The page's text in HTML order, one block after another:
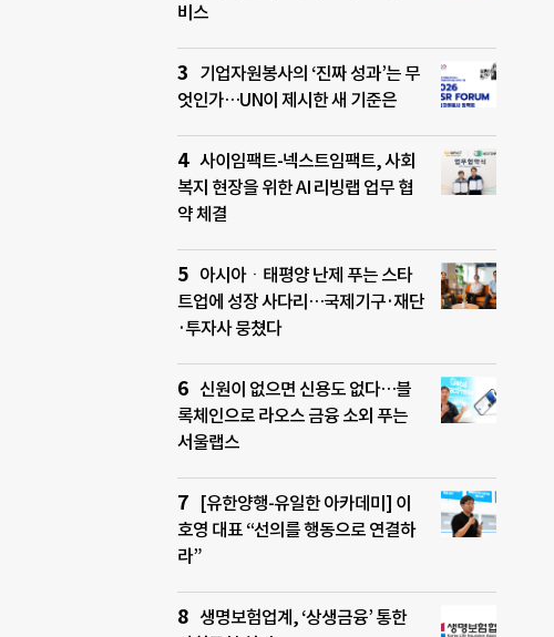
비스
기업자원봉사의 ‘진짜 성과’는 무
엇인가…UN이 제시한 새 기준은
사이임팩트-넥스트임팩트, 사회
복지 현장을 위한 AI 리빙랩 업무 협
약 체결
아시아ㆍ태평양 난제 푸는 스타
트업에 성장 사다리…국제기구·재단
·투자사 뭉쳤다
신원이 없으면 신용도 없다…블
록체인으로 라오스 금융 소외 푸는
서울랩스
[유한양행-유일한 아카데미] 이
호영 대표 “선의를 행동으로 연결하
라”
생명보험업계, ‘상생금융’ 통한